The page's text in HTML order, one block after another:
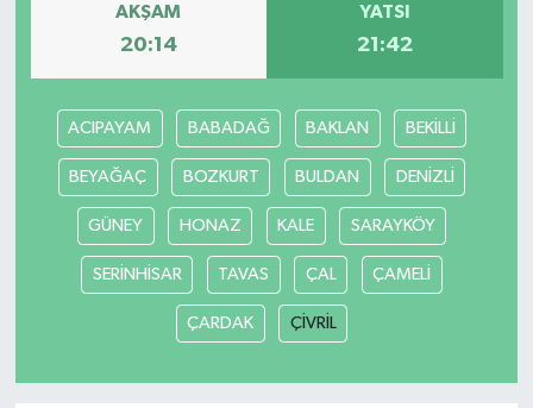
AKŞAM
20:14
YATSI
21:42
ACIPAYAM BABADAĞ BAKLAN BEKİLLİ
BEYAĞAÇ BOZKURT BULDAN DENİZLİ
GÜNEY HONAZ KALE SARAYKÖY
SERİNHİSAR TAVAS ÇAL ÇAMELİ
ÇARDAK ÇİVRİL